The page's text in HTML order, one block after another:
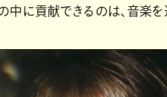
中に貢献できるのは、音楽を